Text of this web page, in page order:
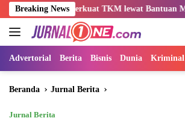
Langsung
ke
konten
Breaking News
Perkuat TKM lewat Bantuan Modal Usaha
Advertorial Berita Bisnis Dunia Kriminal
Beranda Jurnal Berita
Jurnal Berita